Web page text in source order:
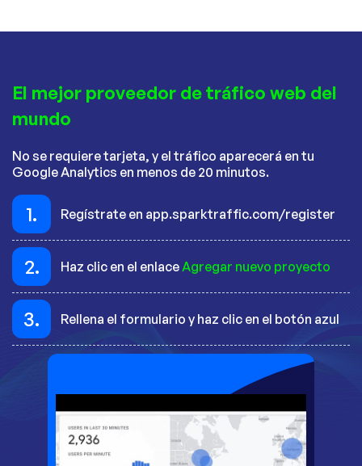
El mejor proveedor de tráfico web del
mundo
No se requiere tarjeta, y el tráfico aparecerá en tu
Google Analytics en menos de 20 minutos.
1. Regístrate en app.sparktraffic.com/register
2. Haz clic en el enlaceAgregar nuevo proyecto
3. Rellena el formulario y haz clic en el botón azul